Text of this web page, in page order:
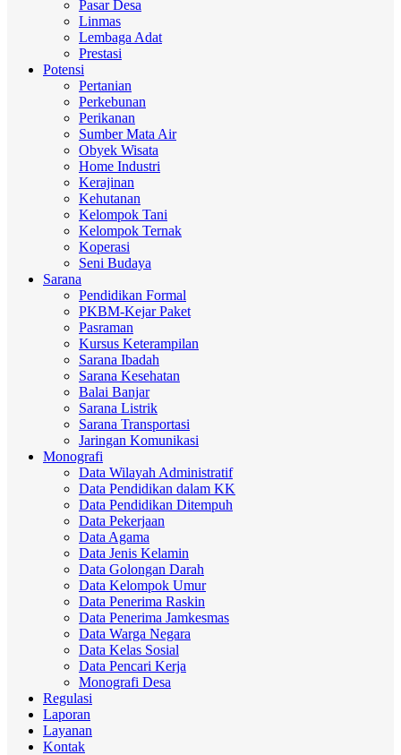
Pasar Desa
Linmas
Lembaga Adat
Prestasi
Potensi
Pertanian
Perkebunan
Perikanan
Sumber Mata Air
Obyek Wisata
Home Industri
Kerajinan
Kehutanan
Kelompok Tani
Kelompok Ternak
Koperasi
Seni Budaya
Sarana
Pendidikan Formal
PKBM-Kejar Paket
Pasraman
Kursus Keterampilan
Sarana Ibadah
Sarana Kesehatan
Balai Banjar
Sarana Listrik
Sarana Transportasi
Jaringan Komunikasi
Monografi
Data Wilayah Administratif
Data Pendidikan dalam KK
Data Pendidikan Ditempuh
Data Pekerjaan
Data Agama
Data Jenis Kelamin
Data Golongan Darah
Data Kelompok Umur
Data Penerima Raskin
Data Penerima Jamkesmas
Data Warga Negara
Data Kelas Sosial
Data Pencari Kerja
Monografi Desa
Regulasi
Laporan
Layanan
Kontak